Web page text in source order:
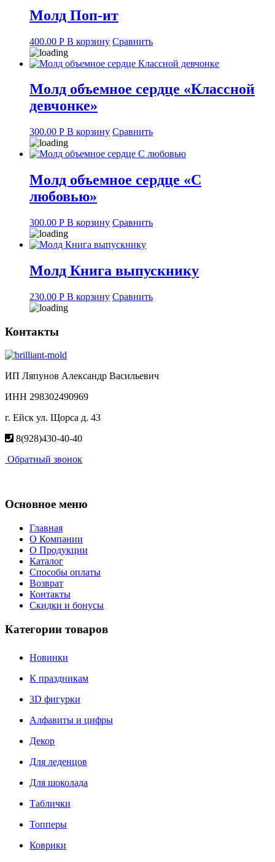
Молд Поп-ит
400.00 Р В корзину Сравнить
Молд объемное сердце «Классной
девчонке»
300.00 Р В корзину Сравнить
Молд объемное сердце «С
любовью»
300.00 Р В корзину Сравнить
Молд Книга выпускнику
230.00 Р В корзину Сравнить
Контакты
ИП Ляпунов Александр Васильевич
ИНН 298302490969
г. Ейск ул. Щорса д. 43
8(928)430-40-40
Обратный звонок
Основное меню
Главная
О Компании
О Продукции
Каталог
Способы оплаты
Возврат
Контакты
Скидки и бонусы
Категории товаров
Новинки
К праздникам
3D фигурки
Алфавиты и цифры
Декор
Для леденцов
Для шоколада
Таблички
Топперы
Коврики